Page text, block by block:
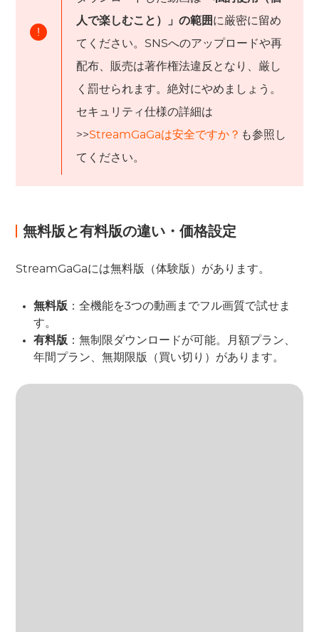
!
人で楽しむこと）」の範囲に厳密に留め
てください。SNSへのアップロードや再
配布、販売は著作権法違反となり、厳し
く罰せられます。絶対にやめましょう。
セキュリティ仕様の詳細は
>>StreamGaGaは安全ですか？ も参照し
てください。
無料版と有料版の違い・価格設定
StreamGaGaには無料版（体験版）があります。
無料版 ：全機能を3つの動画までフル画質で試せま
す。
有料版 ：無制限ダウンロードが可能。月額プラン、
年間プラン、無期限版（買い切り）があります。